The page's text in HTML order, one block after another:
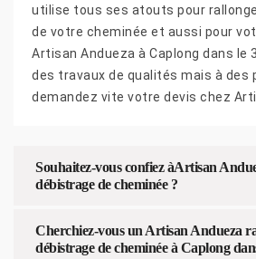
utilise tous ses atouts pour
de votre cheminée et aussi pour
Artisan Andueza à Caplong dans le
des travaux de qualités mais à des
demandez vite votre devis chez
Souhaitez-vous confiez àArtisan
débistrage de cheminée ?
Cherchiez-vous un Artisan Andueza
débistrage de cheminée à Caplong